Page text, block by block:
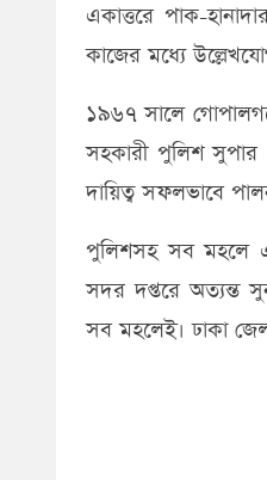
একাত্তরে পাক-
কাজের মধ্যে
১৯৬৭ সালে
সহকারী পুলিশ সুপার
দায়িত্ব সফলভাবে
পুলিশসহ সব মহলে
সদর দপ্তরে অত্যন্ত
সব মহলেই। ঢাকা